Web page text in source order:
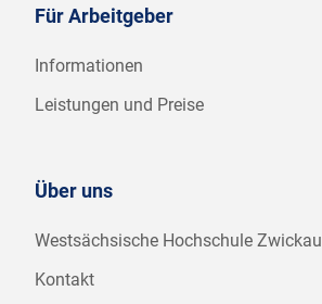
Für Arbeitgeber
Informationen
Leistungen und Preise
Über uns
Westsächsische Hochschule Zwickau
Kontakt